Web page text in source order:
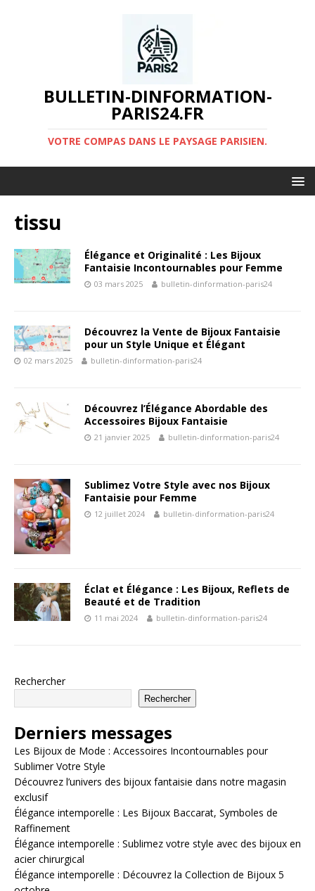
BULLETIN-DINFORMATION-
PARIS24.FR
VOTRE COMPAS DANS LE PAYSAGE PARISIEN.
tissu
Élégance et Originalité : Les Bijoux
Fantaisie Incontournables pour Femme
03 mars 2025 bulletin-dinformation-paris24
Découvrez la Vente de Bijoux Fantaisie
pour un Style Unique et Élégant
02 mars 2025 bulletin-dinformation-paris24
Découvrez l’Élégance Abordable des
Accessoires Bijoux Fantaisie
21 janvier 2025 bulletin-dinformation-paris24
Sublimez Votre Style avec nos Bijoux
Fantaisie pour Femme
12 juillet 2024 bulletin-dinformation-paris24
Éclat et Élégance : Les Bijoux, Reflets de
Beauté et de Tradition
11 mai 2024 bulletin-dinformation-paris24
Rechercher
Rechercher
Derniers messages
Les Bijoux de Mode : Accessoires Incontournables pour
Sublimer Votre Style
Découvrez l’univers des bijoux fantaisie dans notre magasin
exclusif
Élégance intemporelle : Les Bijoux Baccarat, Symboles de
Raffinement
Élégance intemporelle : Sublimez votre style avec des bijoux en
acier chirurgical
Élégance intemporelle : Découvrez la Collection de Bijoux 5